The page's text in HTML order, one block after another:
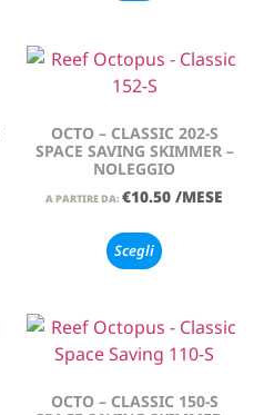
OCTO – CLASSIC 202-S
SPACE SAVING SKIMMER –
NOLEGGIO
A PARTIRE DA: €10.50 /MESE
Scegli
OCTO – CLASSIC 150-S